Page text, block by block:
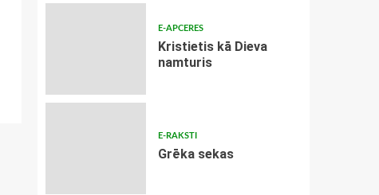
E-APCERES
Kristietis kā Dieva
namturis
E-RAKSTI
Grēka sekas